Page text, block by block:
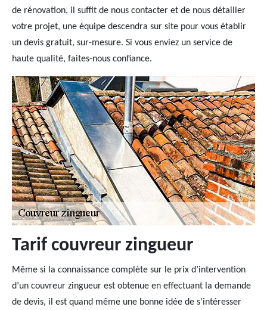
de rénovation, il suffit de nous contacter et de nous détailler
votre projet, une équipe descendra sur site pour vous établir
un devis gratuit, sur-mesure. Si vous enviez un service de
haute qualité, faites-nous confiance.
Tarif couvreur zingueur
Même si la connaissance complète sur le prix d’intervention
d’un couvreur zingueur est obtenue en effectuant la demande
de devis, il est quand même une bonne idée de s’intéresser